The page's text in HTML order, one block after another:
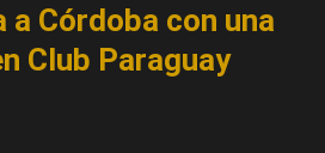
a Córdoba con una
Club Paraguay